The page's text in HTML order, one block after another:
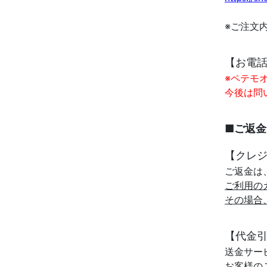
※ご注文
【お電
※ペテモ
今後は問
■ご返
【クレ
ご返金は
ご利用の
その場合
【代金
送金サー